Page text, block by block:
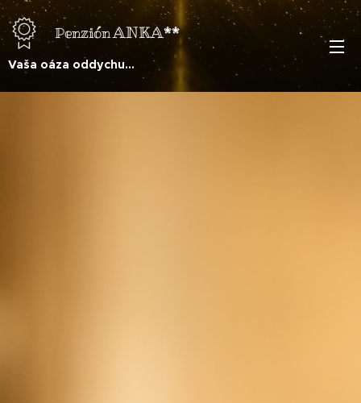
PenziónANKA**
Vaša oáza oddychu...